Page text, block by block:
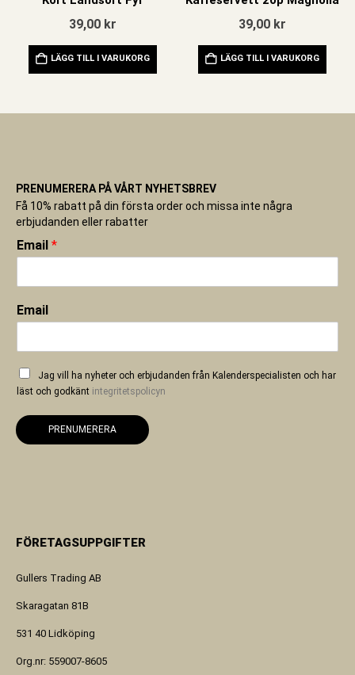
39,00 kr
LÄGG TILL I VARUKORG
39,00 kr
LÄGG TILL I VARUKORG
PRENUMERERA PÅ VÅRT NYHETSBREV
Få 10% rabatt på din första order och missa inte några
erbjudanden eller rabatter
Email *
Email
Jag vill ha nyheter och erbjudanden från Kalenderspecialisten och har
läst och godkänt integritetspolicyn
PRENUMERERA
FÖRETAGSUPPGIFTER
Gullers Trading AB
Skaragatan 81B
531 40 Lidköping
Org.nr: 559007-8605